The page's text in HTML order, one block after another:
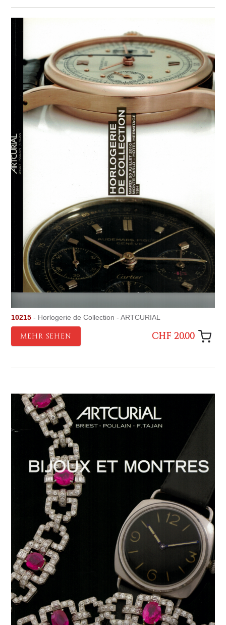
10215 - Horlogerie de Collection - ARTCURIAL
MEHR SEHEN CHF 20.00